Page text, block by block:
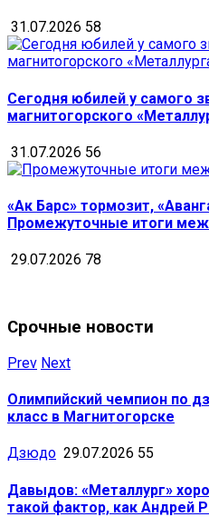
31.07.2026 58
Сегодня юбилей у самого
магнитогорского
31.07.2026 56
«Ак Барс» тормозит,
Промежуточные итоги
29.07.2026 78
Срочные новости
Prev Next
Олимпийский чемпион по
класс в Магнитогорске
Дзюдо 29.07.2026 55
Давыдов: «Металлург»
такой фактор, как Андрей